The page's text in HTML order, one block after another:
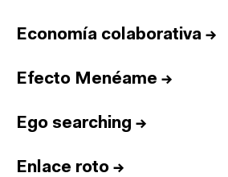
Economía colaborativa →
Efecto Menéame →
Ego searching →
Enlace roto →